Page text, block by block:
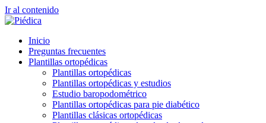
Ir al contenido
Inicio
Preguntas frecuentes
Plantillas ortopédicas
Plantillas ortopédicas
Plantillas ortopédicas y estudios
Estudio baropodométrico
Plantillas ortopédicas para pie diabético
Plantillas clásicas ortopédicas